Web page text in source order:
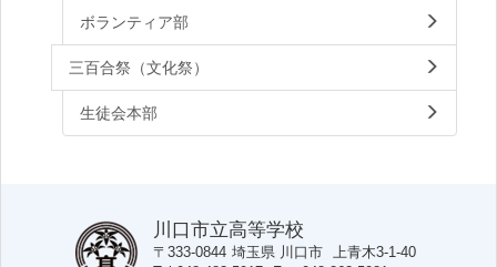
ボランティア部
三百合祭（文化祭）
生徒会本部
川口市立高等学校
〒333-0844 埼玉県 川口市 上青木3-1-40